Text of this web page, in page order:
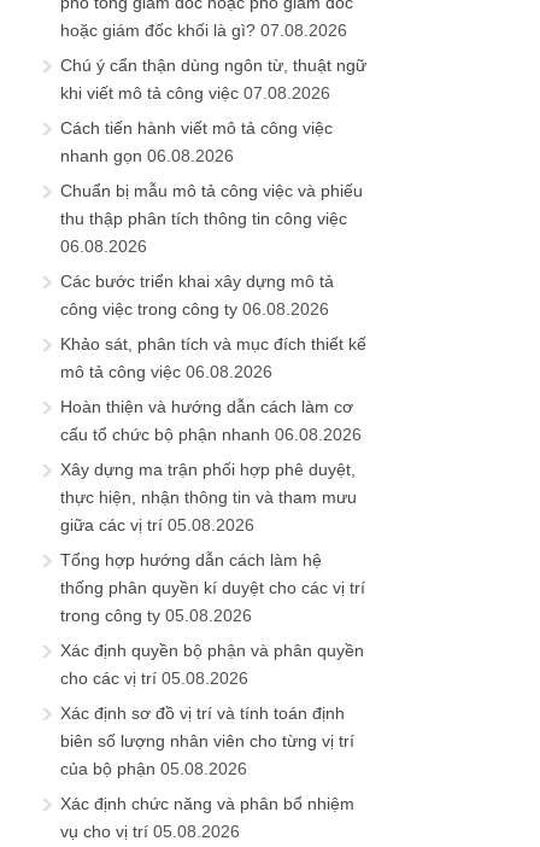
hoặc giám đốc khối là gì? 07.08.2026
Chú ý cẩn thận dùng ngôn từ, thuật ngữ
khi viết mô tả công việc 07.08.2026
Cách tiến hành viết mô tả công việc
nhanh gọn 06.08.2026
Chuẩn bị mẫu mô tả công việc và phiếu
thu thập phân tích thông tin công việc
06.08.2026
Các bước triển khai xây dựng mô tả
công việc trong công ty 06.08.2026
Khảo sát, phân tích và mục đích thiết kế
mô tả công việc 06.08.2026
Hoàn thiện và hướng dẫn cách làm cơ
cấu tổ chức bộ phận nhanh 06.08.2026
Xây dựng ma trận phối hợp phê duyệt,
thực hiện, nhận thông tin và tham mưu
giữa các vị trí 05.08.2026
Tổng hợp hướng dẫn cách làm hệ
thống phân quyền kí duyệt cho các vị trí
trong công ty 05.08.2026
Xác định quyền bộ phận và phân quyền
cho các vị trí 05.08.2026
Xác định sơ đồ vị trí và tính toán định
biên số lượng nhân viên cho từng vị trí
của bộ phận 05.08.2026
Xác định chức năng và phân bổ nhiệm
vụ cho vị trí 05.08.2026